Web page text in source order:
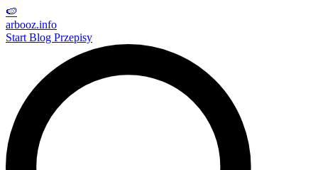
🍉
arbooz.info
Start Blog Przepisy